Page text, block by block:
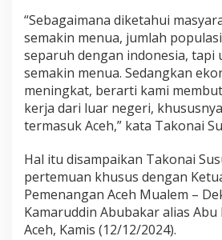
c
e
h
“Sebagaimana diketahui
semakin menua, jumlah
separuh dengan indonesia, tapi
semakin menua. Sedangkan
meningkat, berarti kami
kerja dari luar negeri,
termasuk Aceh,” kata Takonai
Hal itu disampaikan Takonai
pertemuan khusus dengan
Pemenangan Aceh Mualem –
Kamaruddin Abubakar alias Abu
Aceh, Kamis (12/12/2024).